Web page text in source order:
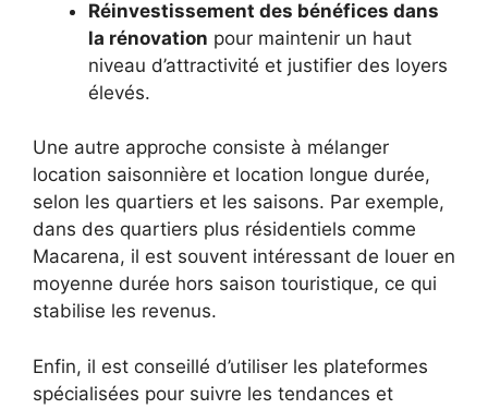
Réinvestissement des bénéfices dans
la rénovation pour maintenir un haut
niveau d’attractivité et justifier des loyers
élevés.
Une autre approche consiste à mélanger
location saisonnière et location longue durée,
selon les quartiers et les saisons. Par exemple,
dans des quartiers plus résidentiels comme
Macarena, il est souvent intéressant de louer en
moyenne durée hors saison touristique, ce qui
stabilise les revenus.
Enfin, il est conseillé d’utiliser les plateformes
spécialisées pour suivre les tendances et